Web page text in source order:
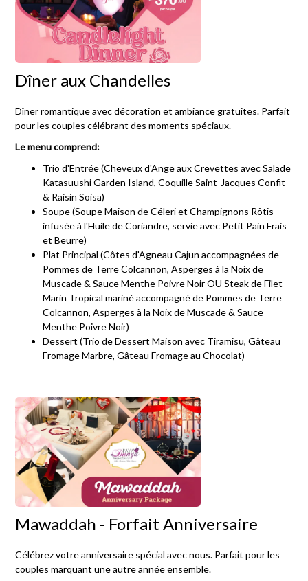
Dîner aux Chandelles
Dîner romantique avec décoration et ambiance gratuites. Parfait
pour les couples célébrant des moments spéciaux.
Le menu comprend:
Trio d'Entrée (Cheveux d'Ange aux Crevettes avec Salade
Katasuushi Garden Island, Coquille Saint-Jacques Confit
& Raisin Soisa)
Soupe (Soupe Maison de Céleri et Champignons Rôtis
infusée à l'Huile de Coriandre, servie avec Petit Pain Frais
et Beurre)
Plat Principal (Côtes d'Agneau Cajun accompagnées de
Pommes de Terre Colcannon, Asperges à la Noix de
Muscade & Sauce Menthe Poivre Noir OU Steak de Filet
Marin Tropical mariné accompagné de Pommes de Terre
Colcannon, Asperges à la Noix de Muscade & Sauce
Menthe Poivre Noir)
Dessert (Trio de Dessert Maison avec Tiramisu, Gâteau
Fromage Marbre, Gâteau Fromage au Chocolat)
Mawaddah - Forfait Anniversaire
Célébrez votre anniversaire spécial avec nous. Parfait pour les
couples marquant une autre année ensemble.